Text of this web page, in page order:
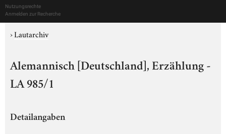
Nutzungsrechte
Anmelden zur Recherche
›Lautarchiv
Alemannisch [Deutschland], Erzählung -
LA 985/1
Detailangaben